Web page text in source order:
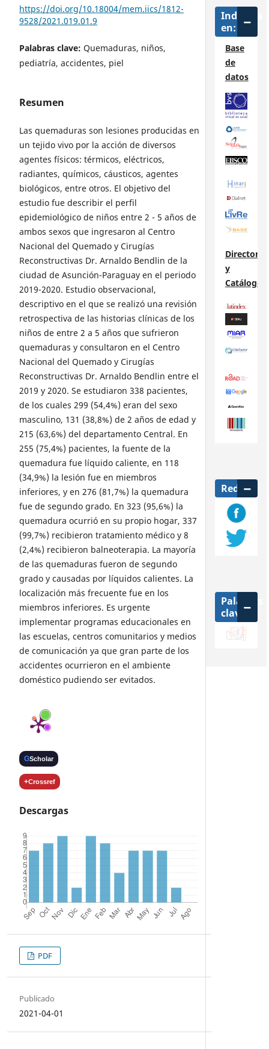
https://doi.org/10.18004/mem.iics/1812-
9528/2021.019.01.9
Palabras clave: Quemaduras, niños,
pediatría, accidentes, piel
Resumen
Las quemaduras son lesiones producidas en
un tejido vivo por la acción de diversos
agentes físicos: térmicos, eléctricos,
radiantes, químicos, cáusticos, agentes
biológicos, entre otros. El objetivo del
estudio fue describir el perfil
epidemiológico de niños entre 2 - 5 años de
ambos sexos que ingresaron al Centro
Nacional del Quemado y Cirugías
Reconstructivas Dr. Arnaldo Bendlin de la
ciudad de Asunción-Paraguay en el periodo
2019-2020. Estudio observacional,
descriptivo en el que se realizó una revisión
retrospectiva de las historias clínicas de los
niños de entre 2 a 5 años que sufrieron
quemaduras y consultaron en el Centro
Nacional del Quemado y Cirugías
Reconstructivas Dr. Arnaldo Bendlin entre el
2019 y 2020. Se estudiaron 338 pacientes,
de los cuales 299 (54,4%) eran del sexo
masculino, 131 (38,8%) de 2 años de edad y
215 (63,6%) del departamento Central. En
255 (75,4%) pacientes, la fuente de la
quemadura fue líquido caliente, en 118
(34,9%) la lesión fue en miembros
inferiores, y en 276 (81,7%) la quemadura
fue de segundo grado. En 323 (95,6%) la
quemadura ocurrió en su propio hogar, 337
(99,7%) recibieron tratamiento médico y 8
(2,4%) recibieron balneoterapia. La mayoría
de las quemaduras fueron de segundo
grado y causadas por líquidos calientes. La
localización más frecuente fue en los
miembros inferiores. Es urgente
implementar programas educacionales en
las escuelas, centros comunitarios y medios
de comunicación ya que gran parte de los
accidentes ocurrieron en el ambiente
doméstico pudiendo ser evitados.
GScholar
+Crossref
Descargas
PDF
Publicado
2021-04-01
Indizada
en:
Base
de
datos
y
Catálogos
Redes
Palabras
clave
fibrilación auricularanticoagulación
hipertensión
leishmaniasis
vectores productos naturales
leptospira
anticuerpos
itapúa vulnerabilidad auricularautoimagen
anciano
caries dental salivatco beneficios de la lactancia.
familiares